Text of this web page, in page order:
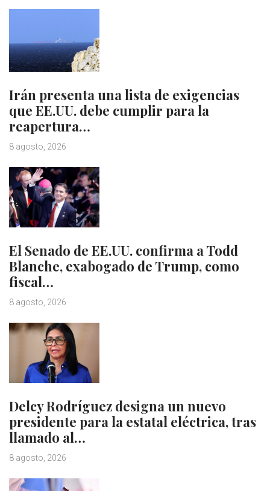
Irán presenta una lista de exigencias
que EE.UU. debe cumplir para la
reapertura…
8 agosto, 2026
El Senado de EE.UU. confirma a Todd
Blanche, exabogado de Trump, como
fiscal…
8 agosto, 2026
Delcy Rodríguez designa un nuevo
presidente para la estatal eléctrica, tras
llamado al…
8 agosto, 2026